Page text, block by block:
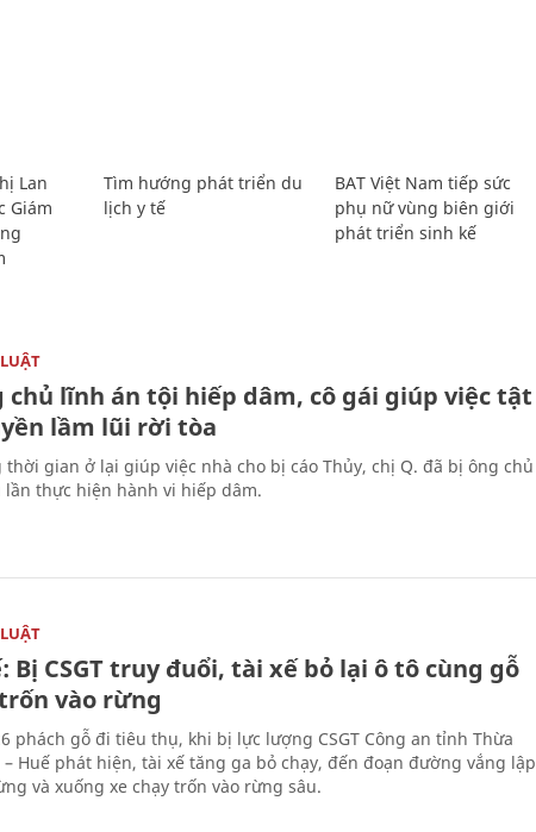
Lan
Giám
Tìm hướng phát triển du
lịch y tế
BAT Việt Nam tiếp sức
phụ nữ vùng biên giới
phát triển sinh kế
chủ lĩnh án tội hiếp dâm, cô gái giúp việc tật
lầm lũi rời tòa
thời gian ở lại giúp việc nhà cho bị cáo Thủy, chị Q. đã bị ông chủ
lần thực hiện hành vi hiếp dâm.
Bị CSGT truy đuổi, tài xế bỏ lại ô tô cùng gỗ
vào rừng
phách gỗ đi tiêu thụ, khi bị lực lượng CSGT Công an tỉnh Thừa
– Huế phát hiện, tài xế tăng ga bỏ chạy, đến đoạn đường vắng lập
và xuống xe chạy trốn vào rừng sâu.